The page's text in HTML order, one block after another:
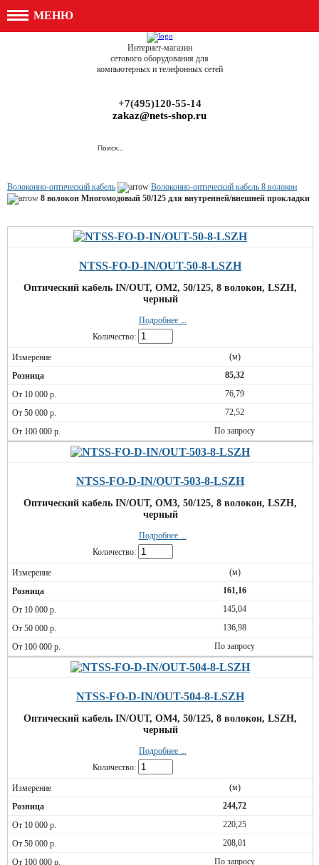
МЕНЮ
Интернет-магазин
сетового оборудования для
компьютерных и телефонных сетей
+7(495)120-55-14
zakaz@nets-shop.ru
Волоконно-оптический кабель
Волоконно-оптический кабель 8 волокон
8 волокон Многомодовый 50/125 для внутренней/внешней прокладки
NTSS-FO-D-IN/OUT-50-8-LSZH
Оптический кабель IN/OUT, OM2, 50/125, 8 волокон, LSZH,
черный
Подробнее ...
Количество:
(м)
85,32
76,79
72,52
По запросу
NTSS-FO-D-IN/OUT-503-8-LSZH
Оптический кабель IN/OUT, OM3, 50/125, 8 волокон, LSZH,
черный
Подробнее ...
Количество:
(м)
161,16
145,04
136,98
По запросу
NTSS-FO-D-IN/OUT-504-8-LSZH
Оптический кабель IN/OUT, OM4, 50/125, 8 волокон, LSZH,
черный
Подробнее ...
Количество:
(м)
244,72
220,25
208,01
По запросу